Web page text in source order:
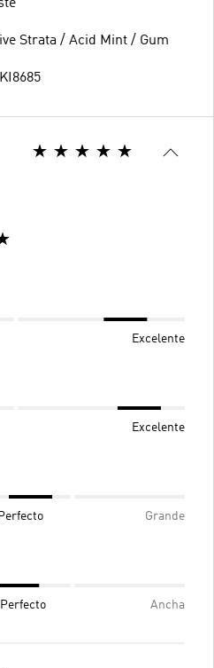
Strata / Acid Mint / Gum
Excelente
Excelente
Perfecto Grande
Perfecto Ancha